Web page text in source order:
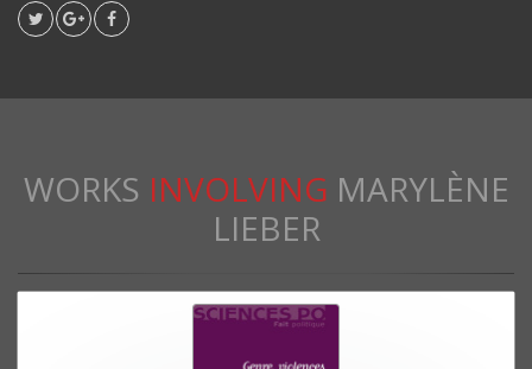
WORKS INVOLVING MARYLÈNE
LIEBER